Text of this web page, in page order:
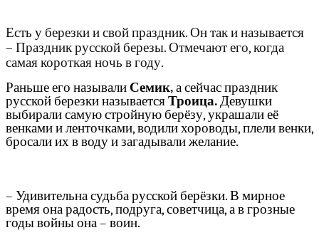
Есть у березки и свой праздник. Он так и называется
– Праздник русской березы. Отмечают его, когда
самая короткая ночь в году.
Раньше его называли Семик,а сейчас праздник
русской березки называетсяТроица.Девушки
выбирали самую стройную берёзу, украшали её
венками и ленточками, водили хороводы, плели венки,
бросали их в воду и загадывали желание.
– Удивительна судьба русской берёзки. В мирное
время она радость, подруга, советчица, а в грозные
годы войны она – воин.